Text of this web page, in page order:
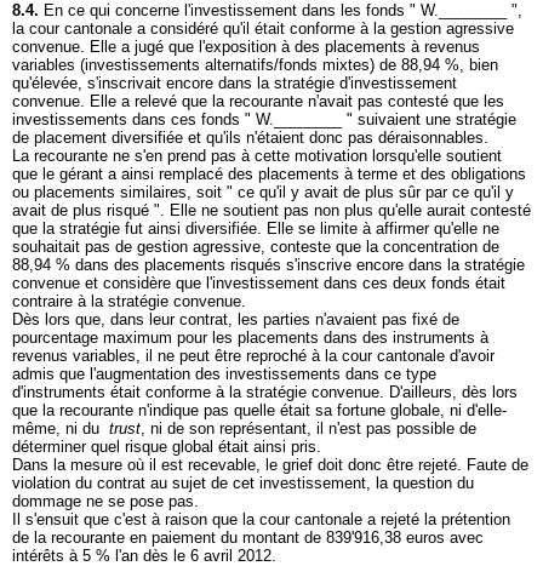
8.4. En ce qui concerne l'investissement dans les fonds " W.________ ",
la cour cantonale a considéré qu'il était conforme à la gestion agressive
convenue. Elle a jugé que l'exposition à des placements à revenus
variables (investissements alternatifs/fonds mixtes) de 88,94 %, bien
qu'élevée, s'inscrivait encore dans la stratégie d'investissement
convenue. Elle a relevé que la recourante n'avait pas contesté que les
investissements dans ces fonds " W.________ " suivaient une stratégie
de placement diversifiée et qu'ils n'étaient donc pas déraisonnables.
La recourante ne s'en prend pas à cette motivation lorsqu'elle soutient
que le gérant a ainsi remplacé des placements à terme et des obligations
ou placements similaires, soit " ce qu'il y avait de plus sûr par ce qu'il y
avait de plus risqué ". Elle ne soutient pas non plus qu'elle aurait contesté
que la stratégie fut ainsi diversifiée. Elle se limite à affirmer qu'elle ne
souhaitait pas de gestion agressive, conteste que la concentration de
88,94 % dans des placements risqués s'inscrive encore dans la stratégie
convenue et considère que l'investissement dans ces deux fonds était
contraire à la stratégie convenue.
Dès lors que, dans leur contrat, les parties n'avaient pas fixé de
pourcentage maximum pour les placements dans des instruments à
revenus variables, il ne peut être reproché à la cour cantonale d'avoir
admis que l'augmentation des investissements dans ce type
d'instruments était conforme à la stratégie convenue. D'ailleurs, dès lors
que la recourante n'indique pas quelle était sa fortune globale, ni d'elle-
même, ni du trust, ni de son représentant, il n'est pas possible de
déterminer quel risque global était ainsi pris.
Dans la mesure où il est recevable, le grief doit donc être rejeté. Faute de
violation du contrat au sujet de cet investissement, la question du
dommage ne se pose pas.
Il s'ensuit que c'est à raison que la cour cantonale a rejeté la prétention
de la recourante en paiement du montant de 839'916,38 euros avec
intérêts à 5 % l'an dès le 6 avril 2012.